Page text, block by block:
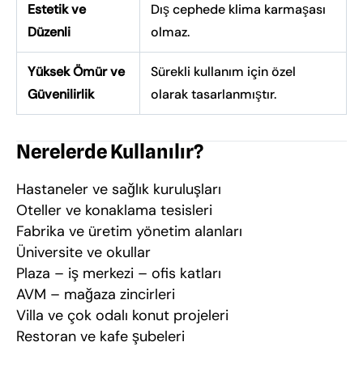
Estetik ve
Düzenli
Dış cephede klima karmaşası
olmaz.
Yüksek Ömür ve
Güvenilirlik
Sürekli kullanım için özel
olarak tasarlanmıştır.
Nerelerde Kullanılır?
Hastaneler ve sağlık kuruluşları
Oteller ve konaklama tesisleri
Fabrika ve üretim yönetim alanları
Üniversite ve okullar
Plaza – iş merkezi – ofis katları
AVM – mağaza zincirleri
Villa ve çok odalı konut projeleri
Restoran ve kafe şubeleri